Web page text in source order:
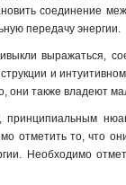
соединение
передачу энергии.
выражаться,
и
они также владеют
отметить то, что
Необходимо